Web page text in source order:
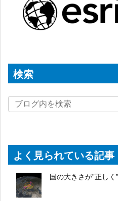
検索
よく見られている記事
国の大きさが”正し